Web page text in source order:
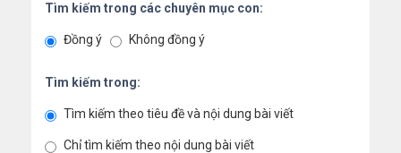
Tìm kiếm trong các chuyên mục con:
Đồng ý Không đồng ý
Tìm kiếm trong:
Tìm kiếm theo tiêu đề và nội dung bài viết
Chỉ tìm kiếm theo nội dung bài viết